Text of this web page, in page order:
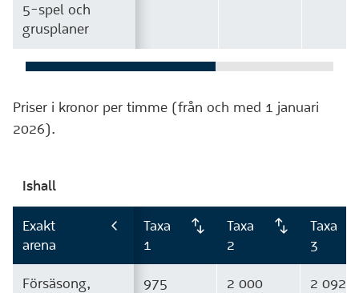
5-spel och
grusplaner
Priser i kronor per timme (från och med 1 januari
2026).
Ishall
Exakt
arena
Taxa
1
Taxa
2
Taxa
3
Försäsong,
975 2 000 2 092